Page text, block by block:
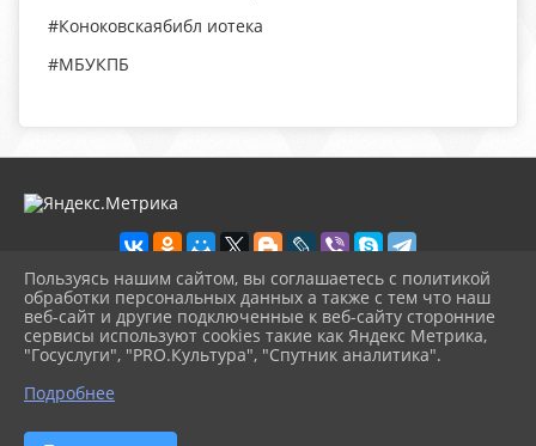
#Коноковскаябибл иотека
#МБУКПБ
2026 г. konbibl.okusp.ru
Вход
Карта сайта
Политика обработки персональных данных
Сделано на KubCMS
Пользуясь нашим сайтом, вы соглашаетесь с политикой
обработки персональных данных а также с тем что наш
веб-сайт и другие подключенные к веб-сайту сторонние
сервисы используют cookies такие как Яндекс Метрика,
"Госуслуги", "PRO.Культура", "Спутник аналитика".
Подробнее